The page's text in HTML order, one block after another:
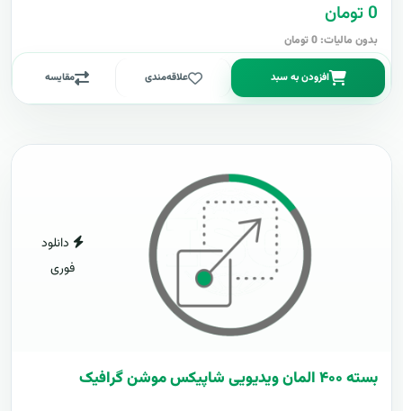
0 تومان
بدون مالیات: 0 تومان
افزودن به سبد علاقه‌مندی مقایسه
دانلود
فوری
بسته ۴۰۰ المان ویدیویی شاپیکس موشن گرافیک